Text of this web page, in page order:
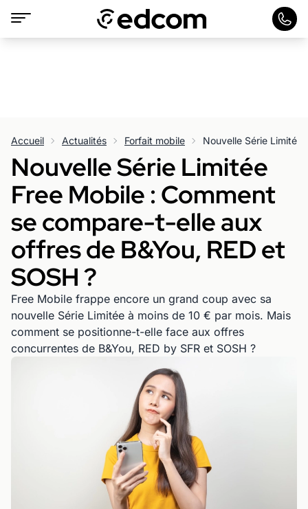
Accueil Actualités Forfait mobile
Nouvelle Série Limitée
Free Mobile : Comment
se compare-t-elle aux
offres de B&You, RED et
SOSH ?
Free Mobile frappe encore un grand coup avec sa
nouvelle Série Limitée à moins de 10 € par mois. Mais
comment se positionne-t-elle face aux offres
concurrentes de B&You, RED by SFR et SOSH ?